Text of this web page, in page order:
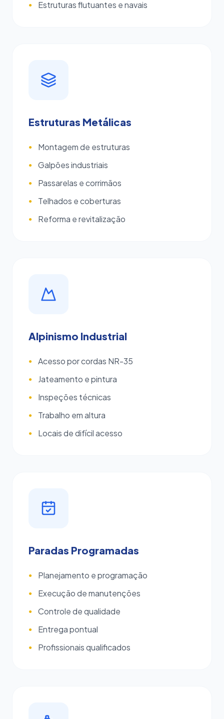
● Estruturas flutuantes e navais
Estruturas Metálicas
● Montagem de estruturas
● Galpões industriais
● Passarelas e corrimãos
● Telhados e coberturas
● Reforma e revitalização
Alpinismo Industrial
● Acesso por cordas NR-35
● Jateamento e pintura
● Inspeções técnicas
● Trabalho em altura
● Locais de difícil acesso
Paradas Programadas
● Planejamento e programação
● Execução de manutenções
● Controle de qualidade
● Entrega pontual
● Profissionais qualificados